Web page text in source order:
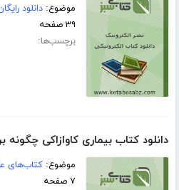
موضوع:دانلود
۳۹ صفحه
برچسب‌ها:
دانلود کتاب بیماری كاوازاكی چگونه
موضوع:کتاب‌های
۷ صفحه